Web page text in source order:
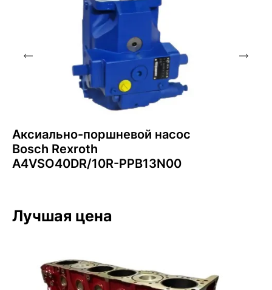
Аксиально-поршневой насос
Bosch Rexroth
A4VSO40DR/10R-PPB13N00
Лучшая цена